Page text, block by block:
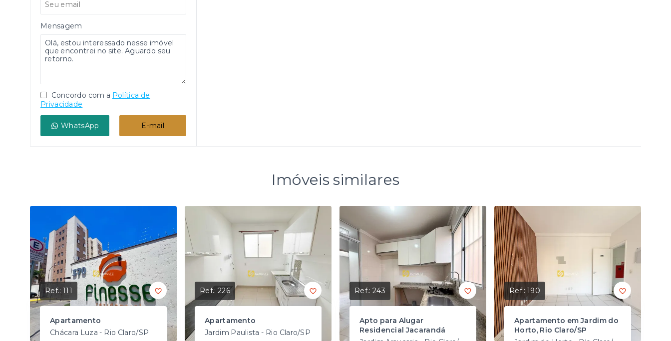
Mensagem
Concordo com a Política de
Privacidade
WhatsApp E-mail
Imóveis similares
Ref.:111
Apartamento
Chácara Luza - Rio Claro/SP
Ref.:226
Apartamento
Jardim Paulista - Rio Claro/SP
Ref.:243
Apto para Alugar
Residencial Jacarandá
Ref.:190
Apartamento em Jardim do
Horto, Rio Claro/SP